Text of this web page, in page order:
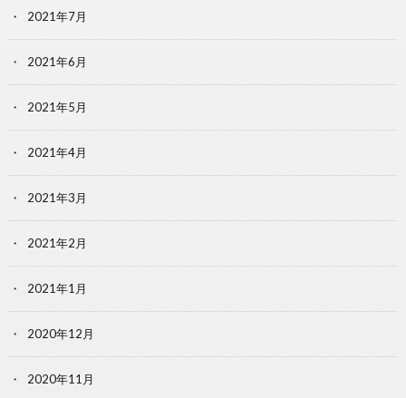
2021年7月
2021年6月
2021年5月
2021年4月
2021年3月
2021年2月
2021年1月
2020年12月
2020年11月